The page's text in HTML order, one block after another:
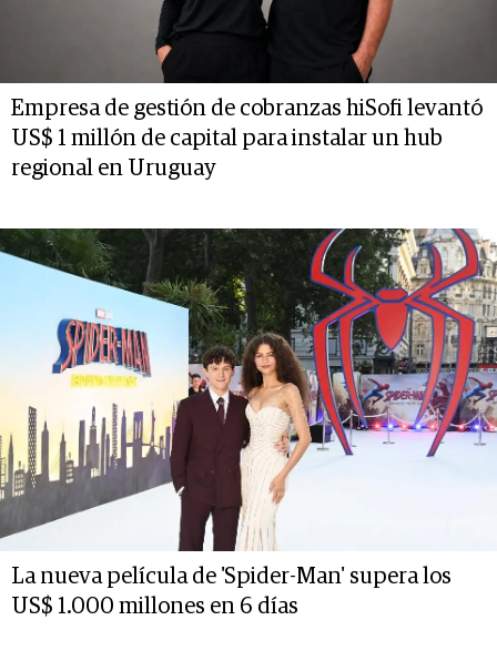
Empresa de gestión de cobranzas hiSofi levantó
US$ 1 millón de capital para instalar un hub
regional en Uruguay
La nueva película de 'Spider-Man' supera los
US$ 1.000 millones en 6 días